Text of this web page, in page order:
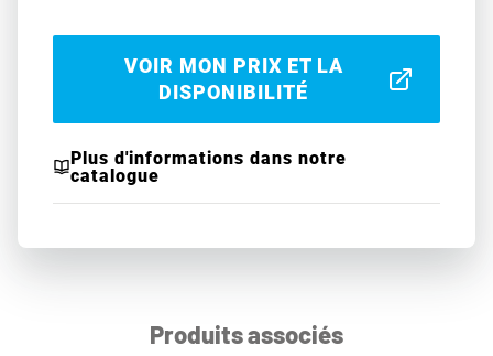
VOIR MON PRIX ET LA
DISPONIBILITÉ
Plus d'informations dans notre
catalogue
Produits associés